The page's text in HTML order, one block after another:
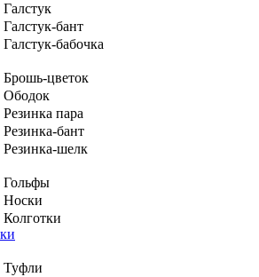
Галстук
Галстук-бант
Галстук-бабочка
Брошь-цветок
Ободок
Резинка пара
Резинка-бант
Резинка-шелк
Гольфы
Носки
Колготки
Туфли